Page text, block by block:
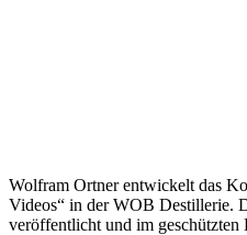
Wolfram Ortner entwickelt das
Videos“ in der WOB Destillerie.
veröffentlicht und im